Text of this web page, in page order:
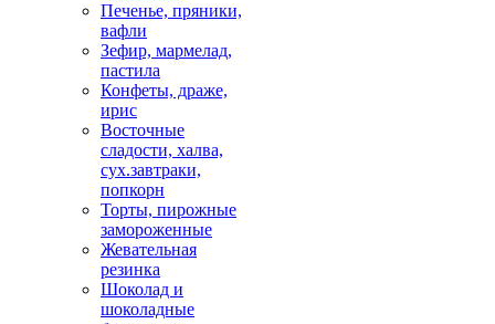
Печенье, пряники,
вафли
Зефир, мармелад,
пастила
Конфеты, драже,
ирис
Восточные
сладости, халва,
сух.завтраки,
попкорн
Торты, пирожные
замороженные
Жевательная
резинка
Шоколад и
шоколадные